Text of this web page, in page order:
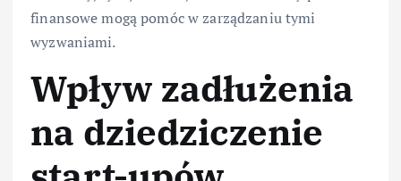
finansowe mogą pomóc w zarządzaniu tymi
wyzwaniami.
Wpływ zadłużenia
na dziedziczenie